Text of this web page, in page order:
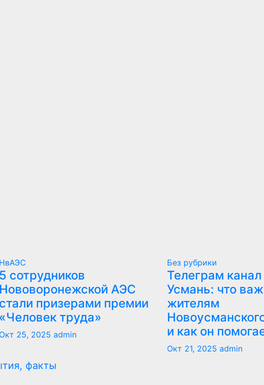
НвАЭС
5 сотрудников
Нововоронежской АЭС
стали призерами премии
«Человек труда»
Окт 25, 2025 admin
Без рубрики
Телеграм
Усмань: что
жителям
и как он
Окт 21, 2025 admin